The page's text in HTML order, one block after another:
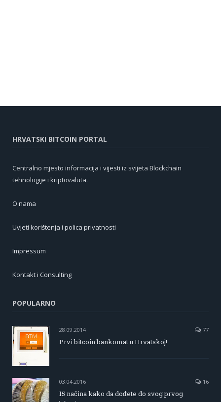
HRVATSKI BITCOIN PORTAL
Centralno mjesto informacija i vijesti iz svijeta Blockchain
tehnologije i kriptovaluta.
O nama
Uvjeti korištenja i polica privatnosti
Impressum
Kontakt i Consulting
POPULARNO
28.09.2014 77
Prvi bitcoin bankomat u Hrvatskoj!
03.04.2016 16
15 načina kako da dođete do svog prvog